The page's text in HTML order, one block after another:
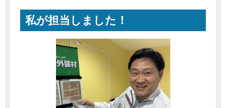
私が担当しました！